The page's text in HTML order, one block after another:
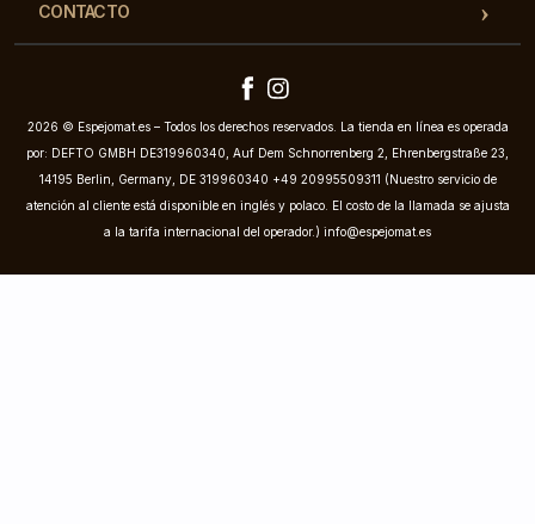
CONTACTO
2026 © Espejomat.es – Todos los derechos reservados. La tienda en línea es operada
por: DEFTO GMBH DE319960340, Auf Dem Schnorrenberg 2, Ehrenbergstraße 23,
14195 Berlin, Germany, DE 319960340 +49 20995509311 (Nuestro servicio de
atención al cliente está disponible en inglés y polaco. El costo de la llamada se ajusta
a la tarifa internacional del operador.) info@espejomat.es